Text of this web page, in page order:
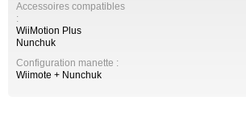
Accessoires compatibles
:
WiiMotion Plus
Nunchuk
Configuration manette :
Wiimote + Nunchuk